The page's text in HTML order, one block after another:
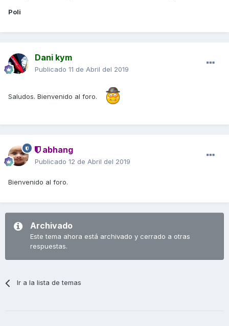
Poli
Dani kym
Publicado 11 de Abril del 2019
Saludos. Bienvenido al foro.
abhang
Publicado 12 de Abril del 2019
Bienvenido al foro.
Archivado
Este tema ahora está archivado y cerrado a otras
respuestas.
Ir a la lista de temas